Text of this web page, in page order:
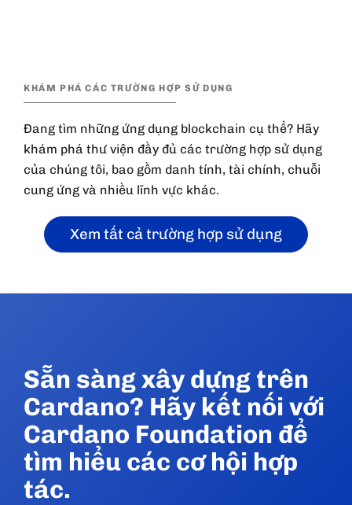
KHÁM PHÁ CÁC TRƯỜNG HỢP SỬ DỤNG
Đang tìm những ứng dụng blockchain cụ thể? Hãy
khám phá thư viện đầy đủ các trường hợp sử dụng
của chúng tôi, bao gồm danh tính, tài chính, chuỗi
cung ứng và nhiều lĩnh vực khác.
Xem tất cả trường hợp sử dụng
Sẵn sàng xây dựng trên
Cardano? Hãy kết nối với
Cardano Foundation để
tìm hiểu các cơ hội hợp
tác.